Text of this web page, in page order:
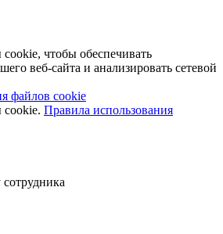
чтобы обеспечивать
веб-сайта и анализировать сетевой
файлов cookie
Правила использования